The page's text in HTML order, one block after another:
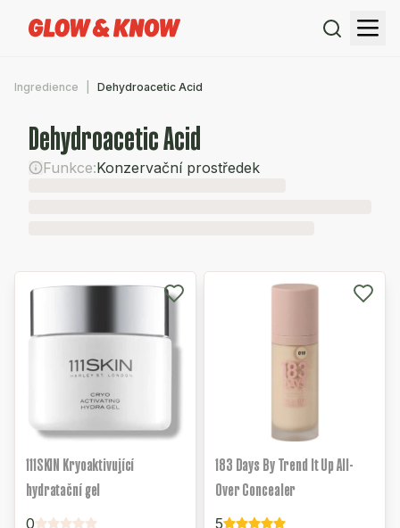
Ingredience Dehydroacetic Acid
Dehydroacetic Acid
Funkce:Konzervační prostředek
111SKIN Kryoaktivující
hydratační gel
0
183 Days By Trend It Up All-
Over Concealer
5